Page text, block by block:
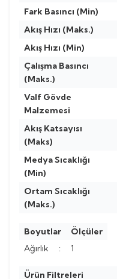
Fark Basıncı (Min)
Akış Hızı (Maks.)
Akış Hızı (Min)
Çalışma Basıncı
(Maks.)
Valf Gövde
Malzemesi
Akış Katsayısı
(Maks)
Medya Sıcaklığı
(Min)
Ortam Sıcaklığı
(Maks.)
Boyutlar
Ölçüler
Ağırlık
: 1
Ürün Filtreleri